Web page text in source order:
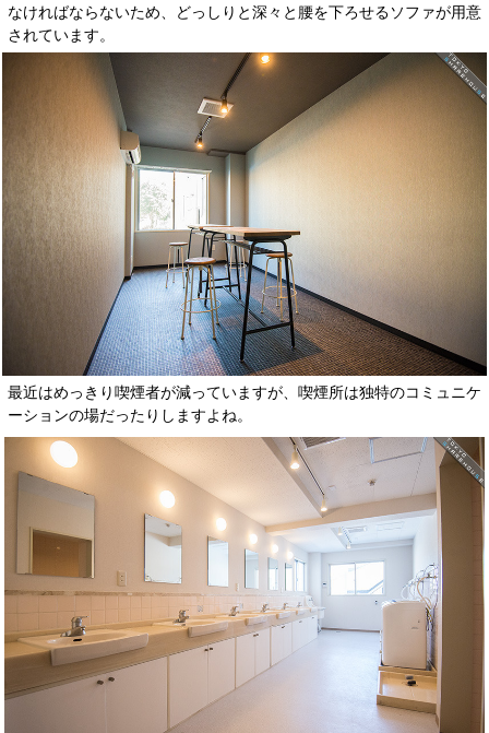
なければならないため、どっしりと深々と腰を下ろせるソファが用意
されています。
最近はめっきり喫煙者が減っていますが、喫煙所は独特のコミュニケ
ーションの場だったりしますよね。